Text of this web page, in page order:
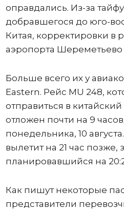
оправдались. Из-за
добравшегося до юго-
Китая, корректировки в
аэропорта
Больше всего их у
Eastern. Рейс MU 248,
отправиться в
отложен почти на 9
понедельника, 10
вылетит на 21 час позже,
планировавшийся на
Как пишут некоторые
представители